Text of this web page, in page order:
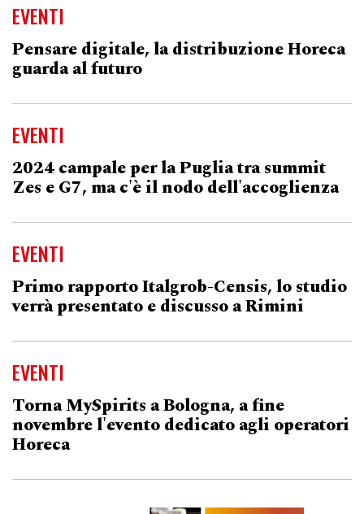
EVENTI
Pensare digitale, la distribuzione Horeca
guarda al futuro
EVENTI
2024 campale per la Puglia tra summit
Zes e G7, ma c'è il nodo dell'accoglienza
EVENTI
Primo rapporto Italgrob-Censis, lo studio
verrà presentato e discusso a Rimini
EVENTI
Torna MySpirits a Bologna, a fine
novembre l'evento dedicato agli operatori
Horeca